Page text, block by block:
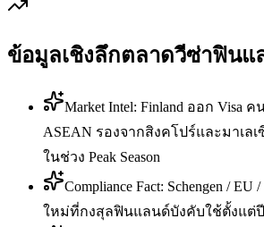
ข้อมูลเชิงลึกตลาดวีซ่าฟินแ
Market Intel: Finland ออก Visa ค
ASEAN รองจากสิงคโปร์และมาเลเ
ในช่วง Peak Season
Compliance Fact: Schengen /
ใหม่ที่กงสุลฟินแลนด์บังคับใช้ตั้งแต่ปี